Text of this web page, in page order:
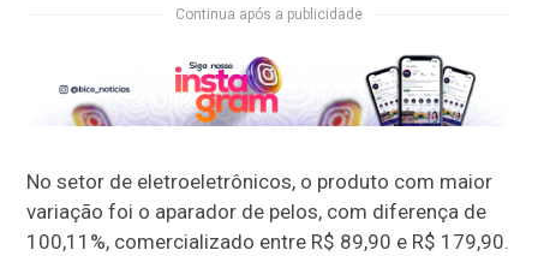
Continua após a publicidade
No setor de eletroeletrônicos, o produto com maior
variação foi o aparador de pelos, com diferença de
100,11%, comercializado entre R$ 89,90 e R$ 179,90.